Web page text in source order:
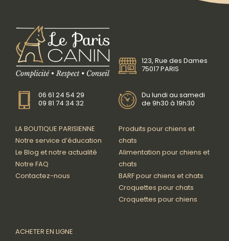
123, Rue des Dames
75017 PARIS
06 61 24 54 29
09 81 74 34 32
Du lundi au samedi
de 9h30 à 19h30
LA BOUTIQUE PARISIENNE
Notre service d’éducation
Le Blog et notre actualité
Notre FAQ
Contactez-nous
Produits pour chiens et
chats
Alimentation pour chiens et
chats
BARF pour chiens et chats
Croquettes pour chats
Croquettes pour chiens
ACHETER EN LIGNE